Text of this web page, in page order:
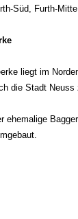
Süd, Furth-
liegt im
die Stadt Neuss
ehemalige